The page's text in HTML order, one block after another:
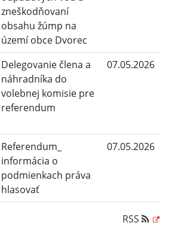
zneškodňovaní
obsahu žúmp na
území obce Dvorec
Delegovanie člena a
náhradníka do
volebnej komisie pre
referendum
07.05.2026
Referendum_
informácia o
podmienkach práva
hlasovať
07.05.2026
RSS